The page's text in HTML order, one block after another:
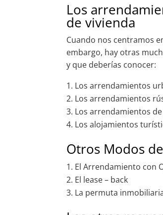
Los
de vivienda
Cuando nos centramos
embargo, hay otras
y que deberías conocer:
Los arrendamientos
Los arrendamientos
Los arrendamientos
Los alojamientos
Otros Modos
El Arrendamiento con
El lease – back
La permuta